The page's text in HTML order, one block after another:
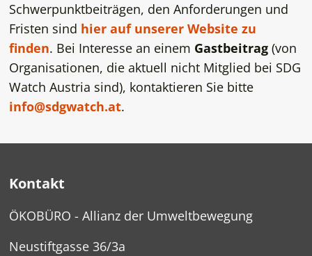
Schwerpunktbeiträgen, den Anforderungen und
Fristen sind hier auf unserer Website zu
finden. Bei Interesse an einem Gastbeitrag(von
Organisationen, die aktuell nicht Mitglied bei SDG
Watch Austria sind), kontaktieren Sie bitte
info@sdgwatch.at.
Kontakt
ÖKOBÜRO - Allianz der Umweltbewegung
Neustiftgasse 36/3a